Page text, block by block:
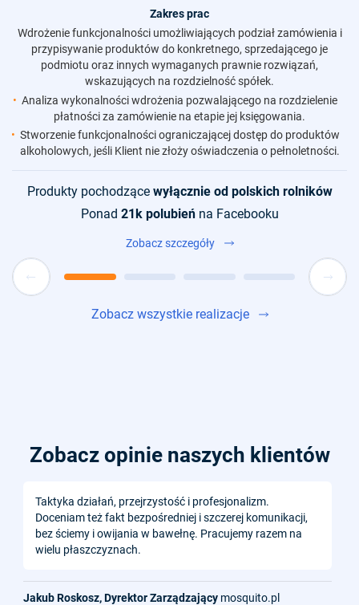
Zakres prac
Wdrożenie funkcjonalności umożliwiających podział zamówienia i
przypisywanie produktów do konkretnego, sprzedającego je
podmiotu oraz innych wymaganych prawnie rozwiązań,
wskazujących na rozdzielność spółek.
Analiza wykonalności wdrożenia pozwalającego na rozdzielenie
płatności za zamówienie na etapie jej księgowania.
Stworzenie funkcjonalności ograniczającej dostęp do produktów
alkoholowych, jeśli Klient nie złoży oświadczenia o pełnoletności.
Produkty pochodzącewyłącznie od polskich rolników
Ponad 21k polubieńna Facebooku
Zobacz szczegóły
Zobacz wszystkie realizacje
Zobacz opinie naszych klientów
Taktyka działań, przejrzystość i profesjonalizm.
Doceniam też fakt bezpośredniej i szczerej komunikacji,
bez ściemy i owijania w bawełnę. Pracujemy razem na
wielu płaszczyznach.
Jakub Roskosz, Dyrektor Zarządzający mosquito.pl